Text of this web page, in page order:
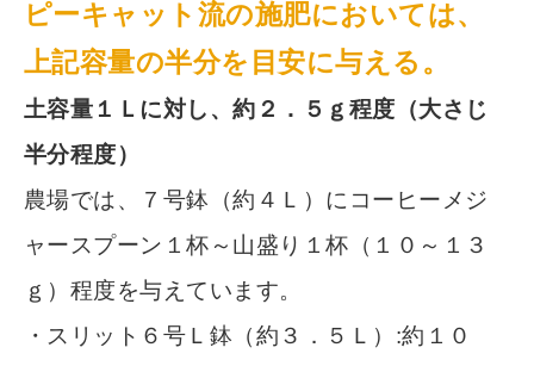
ピーキャット流の施肥においては、
上記容量の半分を目安に与える。
土容量１Ｌに対し、約２．５ｇ程度（大さじ
半分程度）
農場では、７号鉢（約４Ｌ）にコーヒーメジ
ャースプーン１杯～山盛り１杯（１０～１３
ｇ）程度を与えています。
・スリット６号Ｌ鉢（約３．５Ｌ）:約１０